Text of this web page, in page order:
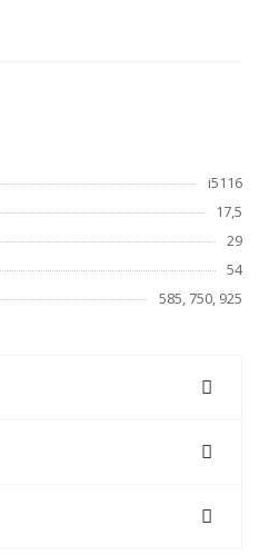
i5116
17,5
29
54
585, 750, 925